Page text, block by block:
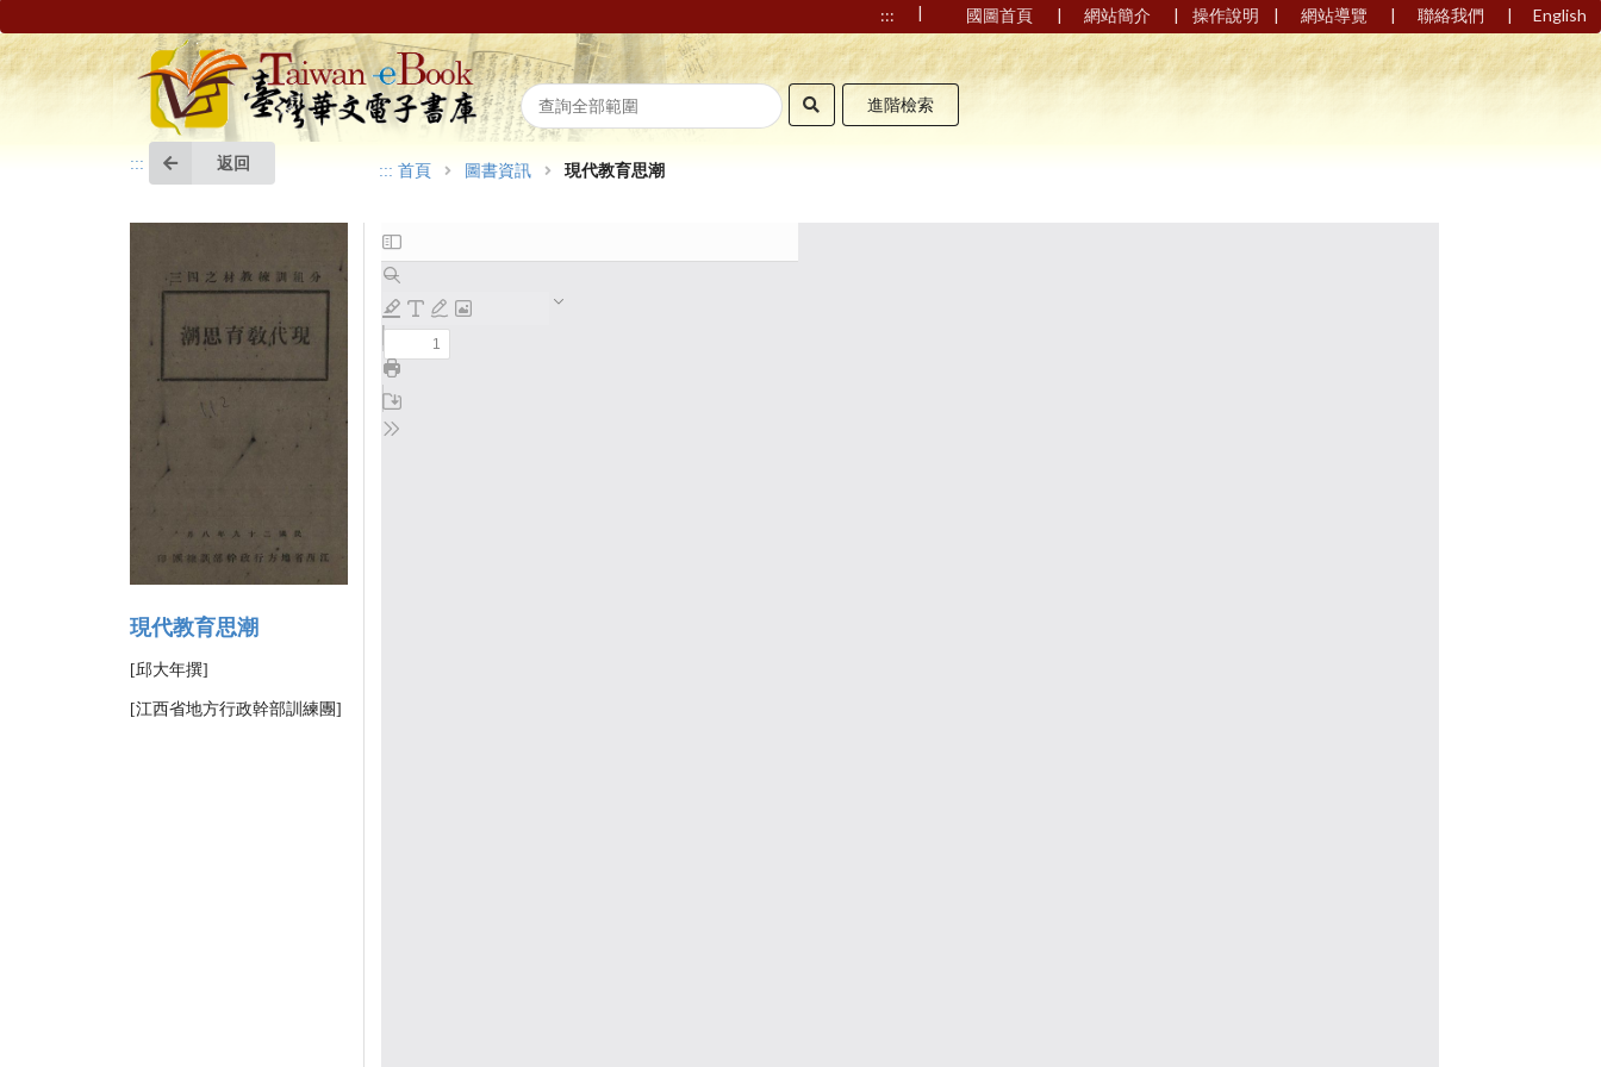
::: | 國圖首頁 | 網站簡介 | 操作說明 | 網站導覽 | 聯絡我們 | English
進階檢索
::: 返回 ::: 首頁 圖書資訊 現代教育思潮
現代教育思潮
[邱大年撰]
[江西省地方行政幹部訓練團]